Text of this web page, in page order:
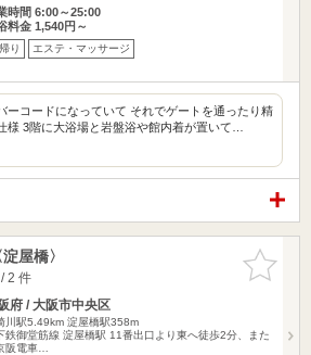
時間 6:00～25:00
料金 1,540円～
り エステ・マッサージ
ーコードになっていて それでゲートを通ったり精
様 3階に大浴場と岩盤浴や館内着が置いて…
お気に入
りに追加
屋橋〉
2 件
府 / 大阪市中央区
川駅5.49km 淀屋橋駅358m
鉄御堂筋線 淀屋橋駅 11番出口より東へ徒歩2分、また
阪電車…